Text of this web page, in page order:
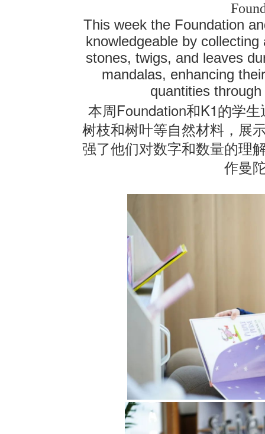
联系我们
This week the Foundation
knowledgeable by
stones, twigs, and leaves
mandalas, enhancing
quantities
本周 Foundation和K1的学生
树枝和树叶等自然材料，展
强了他们对数字和数量的理
作曼